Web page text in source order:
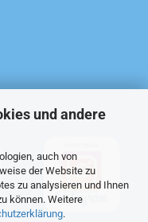
und andere
auch von
der Website zu
zu analysieren und Ihnen
können. Weitere
.